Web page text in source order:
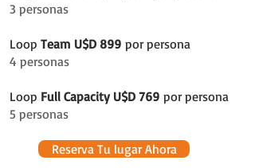
3 personas
Loop Team U$D 899 por persona
4 personas
Loop Full Capacity U$D 769 por persona
5 personas
Reserva Tu lugar Ahora